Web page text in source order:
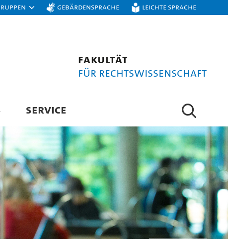
Gebärdensprache Leichte Sprache
Fakultät
für Rechtswissenschaft
SERVICE